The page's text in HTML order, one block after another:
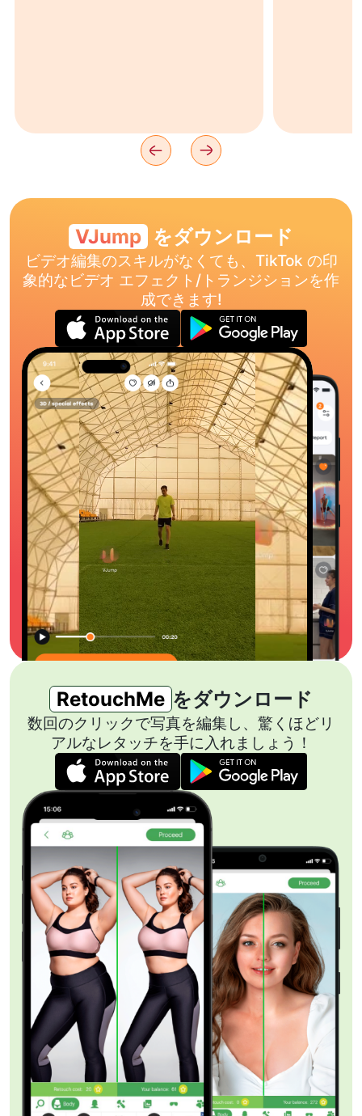
VJump をダウンロード
ビデオ編集のスキルがなくても、TikTok の印
象的なビデオ エフェクト/トランジションを作
成できます!
RetouchMe をダウンロード
数回のクリックで写真を編集し、驚くほどリ
アルなレタッチを手に入れましょう！